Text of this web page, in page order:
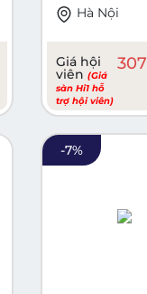
Hà Nội
Giá hội
viên(Giá
sàn Hi1 hỗ
trợ hội viên)
-7%